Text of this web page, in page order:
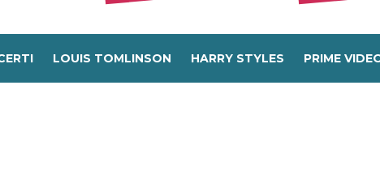
LOUIS TOMLINSON HARRY STYLES PRIME